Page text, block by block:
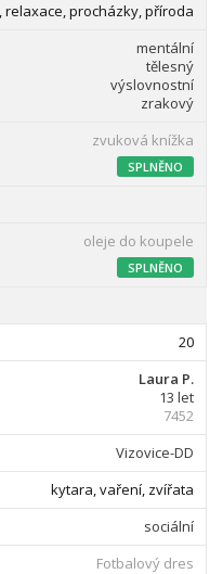
relaxace, procházky, příroda
mentální
tělesný
výslovnostní
zrakový
zvuková knížka
SPLNĚNO
oleje do koupele
SPLNĚNO
20
Laura P.
13 let
7452
Vizovice-DD
kytara, vaření, zvířata
sociální
Fotbalový dres